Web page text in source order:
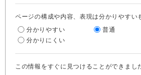
ページの構成や内容、表現は分かりやすい
分かりやすい
普通
分かりにくい
この情報をすぐに見つけることができまし